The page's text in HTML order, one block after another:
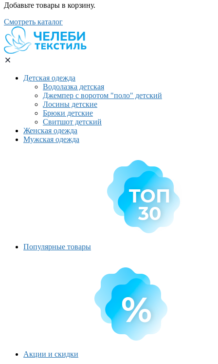
Добавьте товары в корзину.
Смотреть каталог
Детская одежда
Водолазка детская
Джемпер с воротом "поло" детский
Лосины детские
Брюки детские
Свитшот детский
Женская одежда
Мужская одежда
Популярные товары
Акции и скидки